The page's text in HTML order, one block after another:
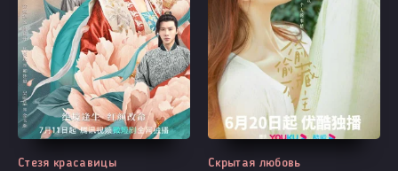
Все серии
Стезя красавицы
Все серии
Скрытая любовь